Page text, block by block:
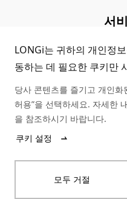
FAQ
고객지원
서
법률 선언문
LONGi는 귀하의 개인정
동하는 데 필요한 쿠키만
당사 콘텐츠를 즐기고 개인화
허용”을 선택하세요. 자세한
을 참조하시기 바랍니다.
쿠키 설정
모두 거절